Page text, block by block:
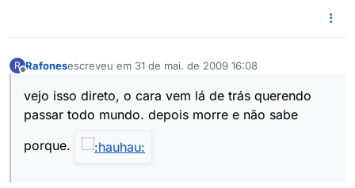
R Rafonesescreveu em 31 de mai. de 2009 16:08
última edição por
vejo isso direto, o cara vem lá de trás querendo
passar todo mundo. depois morre e não sabe
porque.